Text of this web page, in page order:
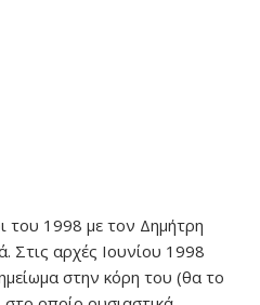
του 1998 με τον Δημήτρη
Στις αρχές Ιουνίου 1998
στην κόρη του (θα το